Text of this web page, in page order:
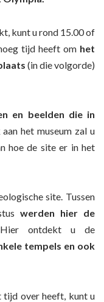
kunt u rond 15.00 of
tijd heeft om het
(in die volgorde)
en beelden die in
het museum zal u
hoe de site er in het
site. Tussen
werden hier de
ontdekt u de
tempels en ook
tijd over heeft, kunt u